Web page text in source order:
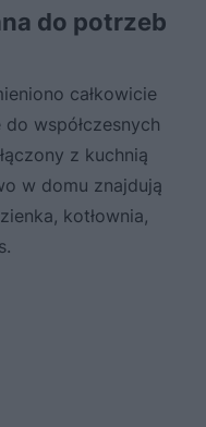
do potrzeb
całkowicie
współczesnych
z kuchnią
w domu znajdują
kotłownia,